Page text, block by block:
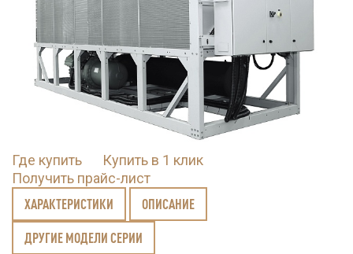
Где купить
Купить в 1 клик
Получить прайс-лист
ХАРАКТЕРИСТИКИ ОПИСАНИЕ
ДРУГИЕ МОДЕЛИ СЕРИИ